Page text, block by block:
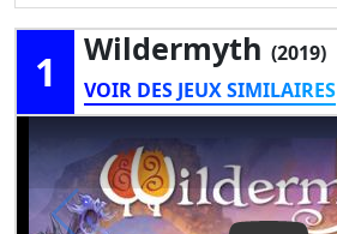
1 Wildermyth (2019)
VOIR DES JEUX SIMILAIRES